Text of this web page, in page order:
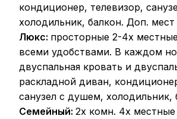
кондиционер, телевизор,
холодильник, балкон. Доп. мест
Люкс: просторные 2-4х
всеми удобствами. В каждом
двуспальная кровать и
раскладной диван,
санузел с душем, холодильник,
Семейный: 2х комн. 4х